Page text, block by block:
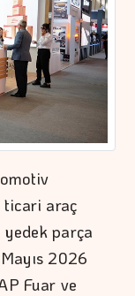
ticari araç
parça
2026
Fuar ve